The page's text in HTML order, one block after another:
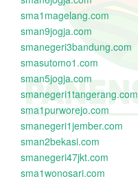
sma1magelang.com
sman9jogja.com
smanegeri3bandung.com
smasutomo1.com
sman5jogja.com
smanegeri1tangerang.com
sma1purworejo.com
smanegeri1jember.com
sman2bekasi.com
smanegeri47jkt.com
sma1wonosari.com